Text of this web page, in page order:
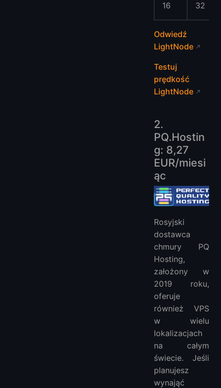
16 32
Odwiedź
LightNode
Testuj
prędkość
LightNode
2.
PQ.Hostin
g: 8,27
EUR/miesi
ąc
Rosyjski
dostawca
chmury PQ
Hosting,
założony w
2019 roku,
oferuje
również VPS
w wielu
lokalizacjach
na całym
świecie. Jeśli
planujesz
wynająć